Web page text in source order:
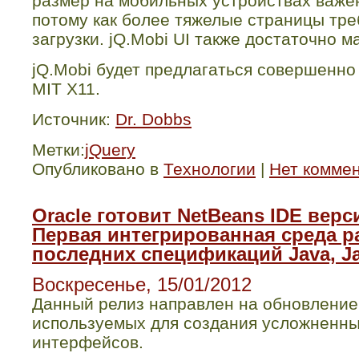
потому как более тяжелые страницы
загрузки. jQ.Mobi UI также достаточно
jQ.Mobi будет предлагаться
MIT X11.
Источник: Dr. Dobbs
Метки:jQuery
Опубликовано в Технологии | Нет
Oracle готовит NetBeans IDE
Первая интегрированная среда
последних спецификаций Java,
Воскресенье, 15/01/2012
Данный релиз направлен на
используемых для создания
интерфейсов.